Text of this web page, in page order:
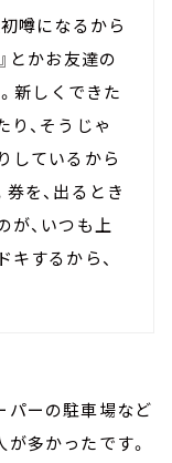
噂になるから
とかお友達の
新しくできた
、そうじゃ
しているから
を、出るとき
が、いつも上
するから、
パーの駐車場など
多かったです。